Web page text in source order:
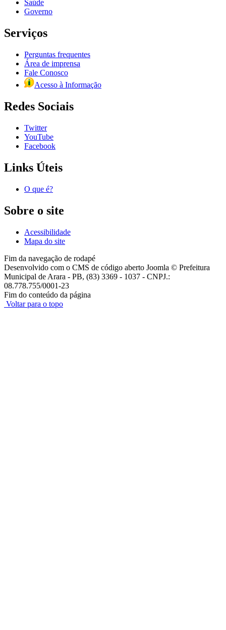
Saúde
Governo
Serviços
Perguntas frequentes
Área de imprensa
Fale Conosco
Acesso à Informação
Redes Sociais
Twitter
YouTube
Facebook
Links Úteis
O que é?
Sobre o site
Acessibilidade
Mapa do site
Fim da navegação de rodapé
Desenvolvido com o CMS de código aberto Joomla © Prefeitura
Municipal de Arara - PB, (83) 3369 - 1037 - CNPJ.:
08.778.755/0001-23
Fim do conteúdo da página
Voltar para o topo